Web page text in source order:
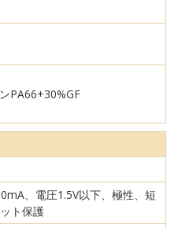
PA66+30%GF
、電圧1.5V以下、極性、短
ト保護